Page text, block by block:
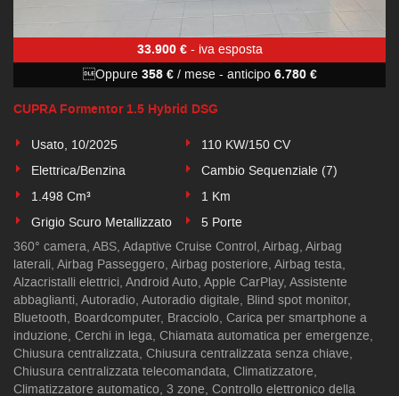
33.900 €- iva esposta
Oppure 358 €/ mese- anticipo 6.780 €
CUPRA Formentor 1.5 Hybrid DSG
Usato, 10/2025
110 KW/150 CV
Elettrica/Benzina
Cambio Sequenziale (7)
1.498 Cm³
1 Km
Grigio Scuro Metallizzato
5 Porte
360° camera, ABS, Adaptive Cruise Control, Airbag, Airbag
laterali, Airbag Passeggero, Airbag posteriore, Airbag testa,
Alzacristalli elettrici, Android Auto, Apple CarPlay, Assistente
abbaglianti, Autoradio, Autoradio digitale, Blind spot monitor,
Bluetooth, Boardcomputer, Bracciolo, Carica per smartphone a
induzione, Cerchi in lega, Chiamata automatica per emergenze,
Chiusura centralizzata, Chiusura centralizzata senza chiave,
Chiusura centralizzata telecomandata, Climatizzatore,
Climatizzatore automatico, 3 zone, Controllo elettronico della